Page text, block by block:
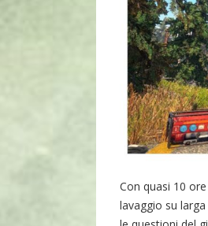
Con quasi 10
lavaggio su